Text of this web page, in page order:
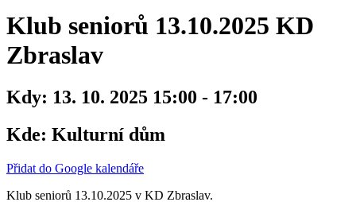
Klub seniorů 13.10.2025 KD
Zbraslav
Kdy: 13. 10. 2025 15:00 - 17:00
Kde: Kulturní dům
Přidat do Google kalendáře
Klub seniorů 13.10.2025 v KD Zbraslav.